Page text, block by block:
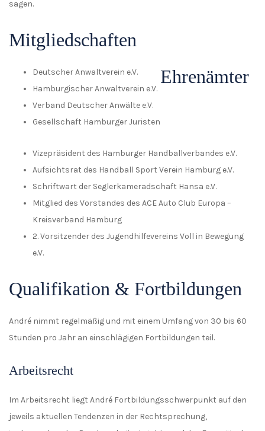
sagen.
Mitgliedschaften
Deutscher Anwaltverein e.V.
Hamburgischer Anwaltverein e.V.
Verband Deutscher Anwälte e.V.
Gesellschaft Hamburger Juristen
Ehrenämter
Vizepräsident des Hamburger Handballverbandes e.V.
Aufsichtsrat des Handball Sport Verein Hamburg e.V.
Schriftwart der Seglerkameradschaft Hansa e.V.
Mitglied des Vorstandes des ACE Auto Club Europa –
Kreisverband Hamburg
2. Vorsitzender des Jugendhilfevereins Voll in Bewegung
e.V.
Qualifikation & Fortbildungen
André nimmt regelmäßig und mit einem Umfang von 30 bis 60
Stunden pro Jahr an einschlägigen Fortbildungen teil.
Arbeitsrecht
Im Arbeitsrecht liegt André Fortbildungsschwerpunkt auf den
jeweils aktuellen Tendenzen in der Rechtsprechung,